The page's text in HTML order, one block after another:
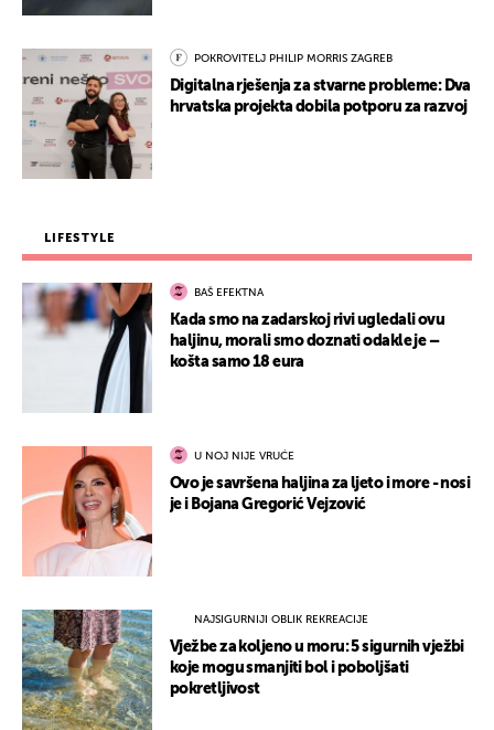
POKROVITELJ PHILIP MORRIS ZAGREB
Digitalna rješenja za stvarne probleme: Dva
hrvatska projekta dobila potporu za razvoj
LIFESTYLE
BAŠ EFEKTNA
Kada smo na zadarskoj rivi ugledali ovu
haljinu, morali smo doznati odakle je –
košta samo 18 eura
U NOJ NIJE VRUĆE
Ovo je savršena haljina za ljeto i more - nosi
je i Bojana Gregorić Vejzović
NAJSIGURNIJI OBLIK REKREACIJE
Vježbe za koljeno u moru: 5 sigurnih vježbi
koje mogu smanjiti bol i poboljšati
pokretljivost